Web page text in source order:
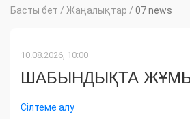
Басты бет / Жаңалықтар / 07 news
10.08.2026, 10:00
ШАБЫНДЫҚТА
Сілтеме алу